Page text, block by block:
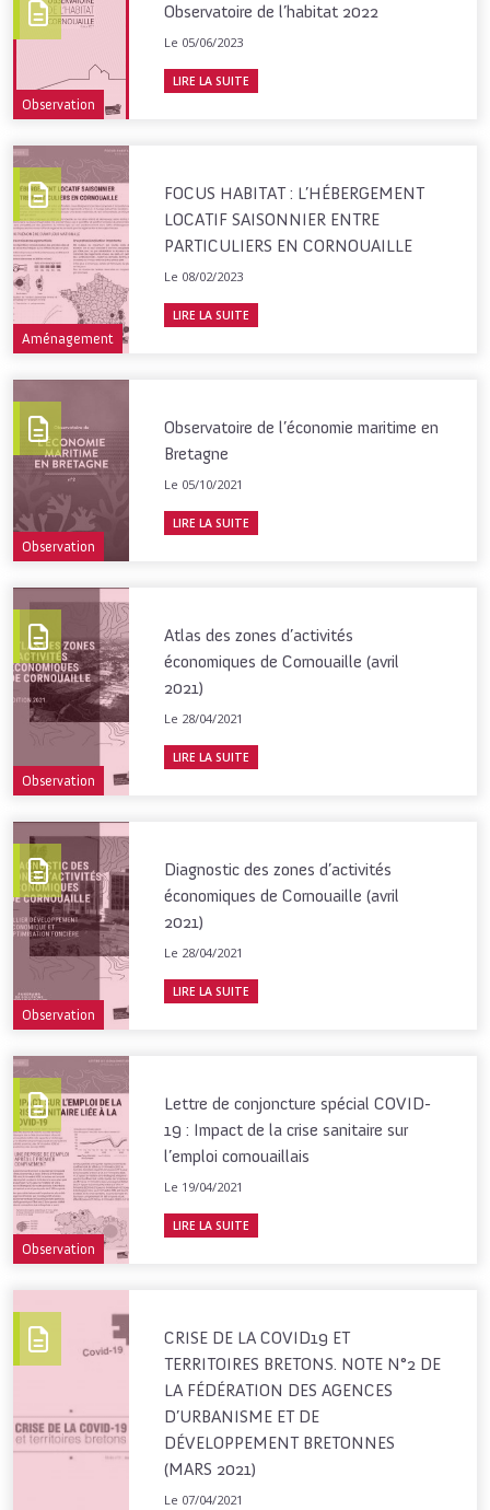
Observation
Observatoire de l’habitat 2022
Le 05/06/2023
LIRE LA SUITE
Aménagement
FOCUS HABITAT : L’HÉBERGEMENT
LOCATIF SAISONNIER ENTRE
PARTICULIERS EN CORNOUAILLE
Le 08/02/2023
LIRE LA SUITE
Observation
Observatoire de l’économie maritime en
Bretagne
Le 05/10/2021
LIRE LA SUITE
Observation
Atlas des zones d’activités
économiques de Cornouaille (avril
2021)
Le 28/04/2021
LIRE LA SUITE
Observation
Diagnostic des zones d’activités
économiques de Cornouaille (avril
2021)
Le 28/04/2021
LIRE LA SUITE
Observation
Lettre de conjoncture spécial COVID-
19 : Impact de la crise sanitaire sur
l’emploi cornouaillais
Le 19/04/2021
LIRE LA SUITE
CRISE DE LA COVID19 ET
TERRITOIRES BRETONS. NOTE N°2 DE
LA FÉDÉRATION DES AGENCES
D’URBANISME ET DE
DÉVELOPPEMENT BRETONNES
(MARS 2021)
Le 07/04/2021